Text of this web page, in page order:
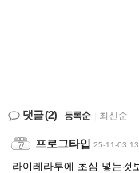
댓글(2) 등록순 최신순
프로그타입 25-11-03
라이레라투에 초심 넣는것